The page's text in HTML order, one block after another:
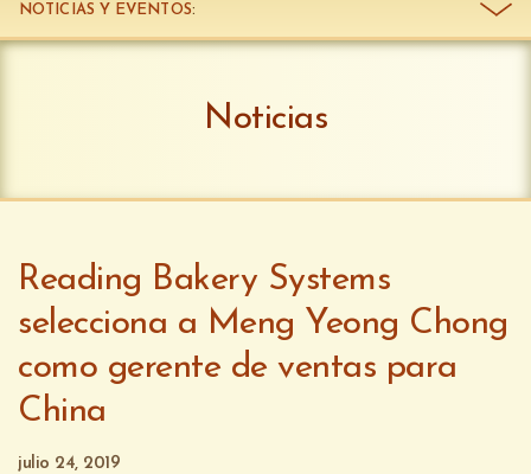
NOTICIAS Y EVENTOS:
Noticias
Reading Bakery Systems
selecciona a Meng Yeong Chong
como gerente de ventas para
China
julio 24, 2019